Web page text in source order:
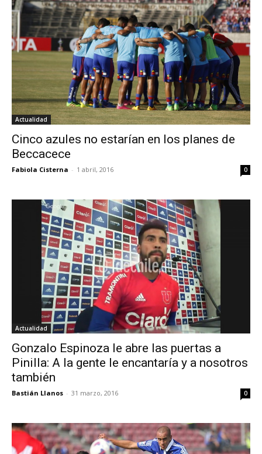
Actualidad
Cinco azules no estarían en los planes de
Beccacece
Fabiola Cisterna - 1 abril, 2016 0
Actualidad
Gonzalo Espinoza le abre las puertas a
Pinilla: A la gente le encantaría y a nosotros
también
Bastián Llanos - 31 marzo, 2016 0